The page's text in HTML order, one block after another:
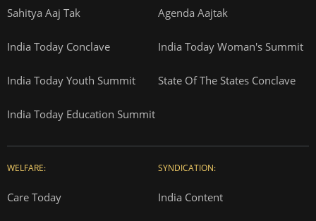
Sahitya Aaj Tak Agenda Aajtak
India Today Conclave India Today Woman's Summit
India Today Youth Summit State Of The States Conclave
India Today Education Summit
WELFARE:
Care Today
SYNDICATION:
India Content